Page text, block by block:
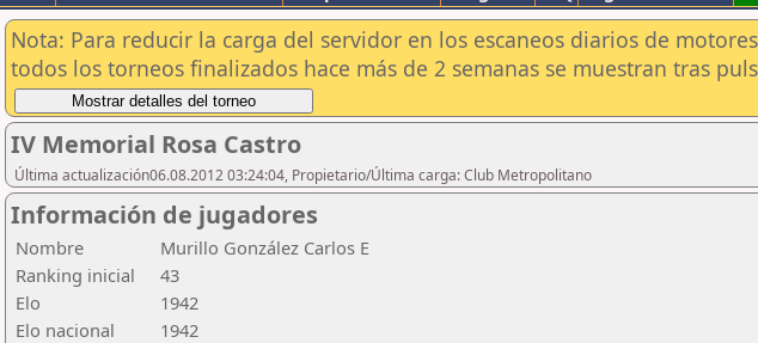
Nota: Para reducir la carga del servidor en los escaneos diarios de
todos los torneos finalizados hace más de 2 semanas se muestran tras
IV Memorial Rosa Castro
Última actualización06.08.2012 03:24:04, Propietario/Última carga: Club Metropolitano
Información de jugadores
Nombre
Murillo González Carlos E
Ranking inicial
43
Elo
1942
Elo nacional
1942